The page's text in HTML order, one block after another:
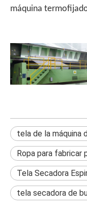
máquina
tela de la máquina
Ropa para fabricar
Tela Secadora
tela secadora de